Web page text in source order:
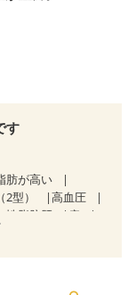
す
肪が高い
型）
高血圧
性脂肪肝
痔
時無呼吸症候群